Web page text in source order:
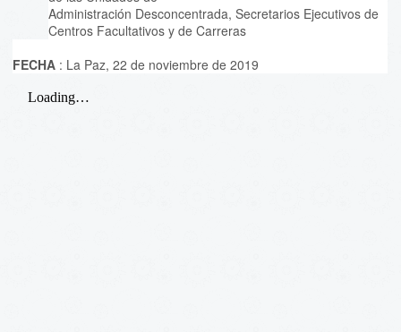
Administración Desconcentrada, Secretarios Ejecutivos de
Centros Facultativos y de Carreras
FECHA : La Paz, 22 de noviembre de 2019